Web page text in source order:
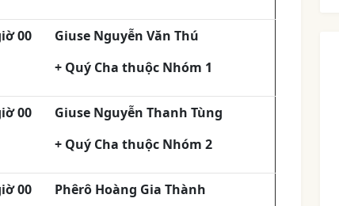
00
Giuse Nguyễn Văn Thú
+ Quý Cha thuộc Nhóm 1
00
Giuse Nguyễn Thanh Tùng
+ Quý Cha thuộc Nhóm 2
00 Phêrô Hoàng Gia Thành